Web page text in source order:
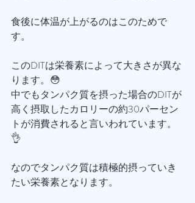
食後に体温が上がるのはこのためで
す。
このDITは栄養素によって大きさが異な
ります。😳
中でもタンパク質を摂った場合のDITが
高く摂取したカロリーの約30パーセン
トが消費されると言いわれています。
👌
なのでタンパク質は積極的摂っていき
たい栄養素となります。